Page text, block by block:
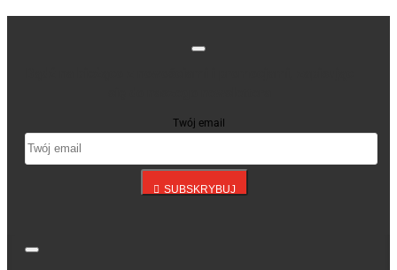
Twój email
SUBSKRYBUJ